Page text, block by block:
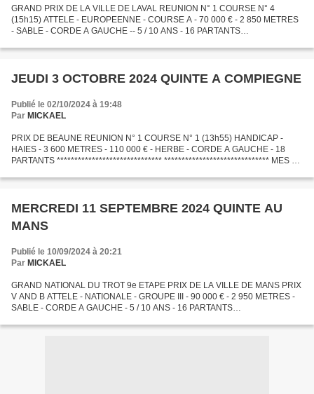
GRAND PRIX DE LA VILLE DE LAVAL REUNION N° 1 COURSE N° 4
(15h15) ATTELE - EUROPEENNE - COURSE A - 70 000 € - 2 850 METRES
- SABLE - CORDE A GAUCHE -- 5 / 10 ANS - 16 PARTANTS
15...
JEUDI 3 OCTOBRE 2024 QUINTE A COMPIEGNE
Publié le 02/10/2024 à 19:48
Par MICKAEL
PRIX DE BEAUNE REUNION N° 1 COURSE N° 1 (13h55) HANDICAP -
HAIES - 3 600 METRES - 110 000 € - HERBE - CORDE A GAUCHE - 18
PARTANTS ****************************** ****************************** MES 3
MERCREDI 11 SEPTEMBRE 2024 QUINTE AU
MANS
Publié le 10/09/2024 à 20:21
Par MICKAEL
GRAND NATIONAL DU TROT 9e ETAPE PRIX DE LA VILLE DE MANS PRIX
V AND B ATTELE - NATIONALE - GROUPE III - 90 000 € - 2 950 METRES -
SABLE - CORDE A GAUCHE - 5 / 10 ANS - 16 PARTANTS